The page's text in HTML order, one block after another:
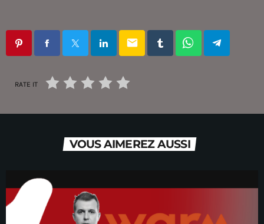
email
RATE IT
VOUS AIMEREZ AUSSI